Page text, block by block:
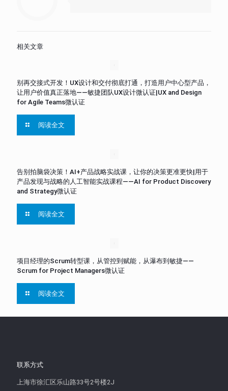
相关文章
别再交接式开发！UX设计和交付彻底打通，打造用户中心型产品，
让用户价值真正落地——敏捷团队UX设计微认证|UX and Design
for Agile Teams微认证
阅读全文
告别拍脑袋决策！AI+产品战略实战课，让你的决策更准更快|用于
产品发现与战略的人工智能实战课程——AI for Product Discovery
and Strategy微认证
阅读全文
项目经理的Scrum转型课，从管控到赋能，从瀑布到敏捷——
Scrum for Project Managers微认证
阅读全文
联系方式
上海市徐汇区乐山路33号2号楼2J